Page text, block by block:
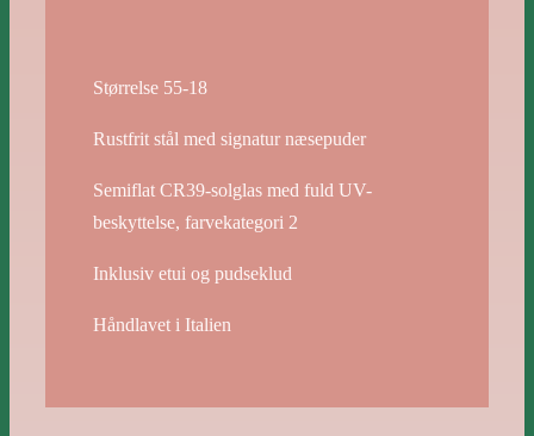
Størrelse 55-18
Rustfrit stål med signatur næsepuder
Semiflat CR39-solglas med fuld UV-
beskyttelse, farvekategori 2
Inklusiv etui og pudseklud
Håndlavet i Italien